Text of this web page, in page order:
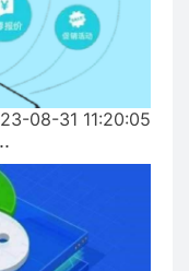
08-31 11:20:05